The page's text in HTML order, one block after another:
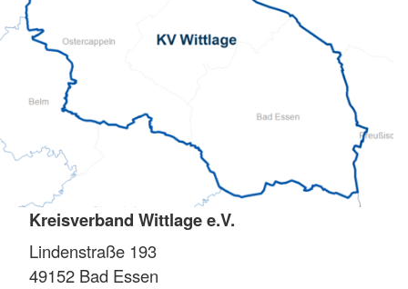
Kreisverband Wittlage e.V.
Lindenstraße 193
49152 Bad Essen